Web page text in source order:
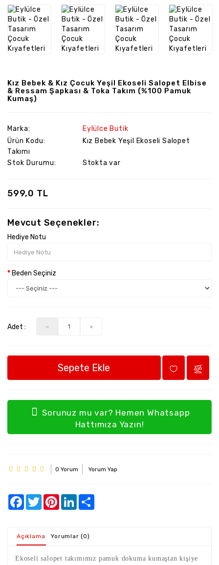
Kız Bebek & Kız Çocuk Yeşil Ekoseli Salopet Elbise
& Ressam Şapkası & Toka Takım (%100 Pamuk
Kumaş)
Marka:
Eylülce Butik
Ürün Kodu:
Kız Bebek Yeşil Ekoseli Salopet
Takımı
Stok Durumu:
Stokta var
599,0 TL
Mevcut Seçenekler:
Hediye Notu
Beden Seçiniz
Adet :
Sepete Ekle
Sorunuz mu var? Hemen Whatsapp
Hattımıza Yazın!
0 Yorum Yorum Yap
Açıklama Yorumlar (0)
Ekoseli salopet takımımız pamuk dokuma kumaştan kişiye